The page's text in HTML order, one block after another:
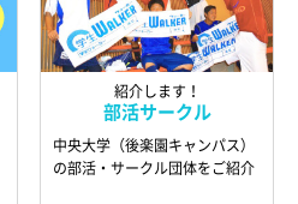
紹介します！
部活サークル
中央大学（後楽園キャンパス）
の部活・サークル団体をご紹介